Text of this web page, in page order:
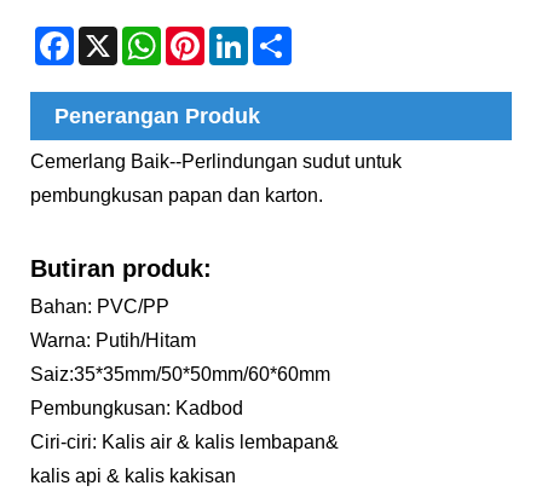
Facebook
X WhatsAppPinterestLinkedIn
Penerangan Produk
Cemerlang Baik--Perlindungan sudut untuk
pembungkusan papan dan karton.
Butiran produk:
Bahan: PVC/PP
Warna: Putih/Hitam
Saiz:35*35mm/50*50mm/60*60mm
Pembungkusan: Kadbod
Ciri-ciri: Kalis air & kalis lembapan&
kalis api & kalis kakisan